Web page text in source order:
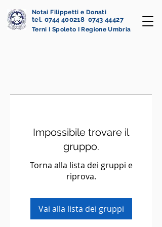
Notai Filippetti e Donati
tel. 0744 400218 0743 44427
Terni I Spoleto I Regione Umbria
Impossibile trovare il
gruppo.
Torna alla lista dei gruppi e
riprova.
Vai alla lista dei gruppi